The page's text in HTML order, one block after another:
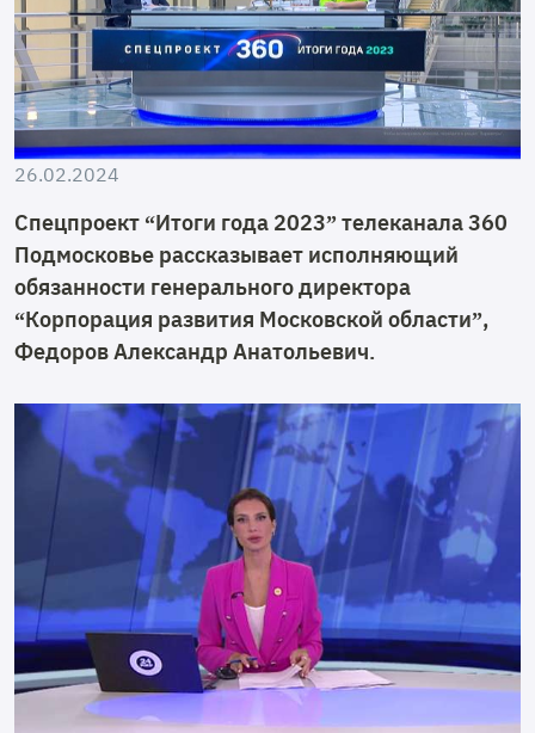
26.02.2024
Спецпроект “Итоги года 2023” телеканала 360
Подмосковье рассказывает исполняющий
обязанности генерального директора
“Корпорация развития Московской области”,
Федоров Александр Анатольевич.